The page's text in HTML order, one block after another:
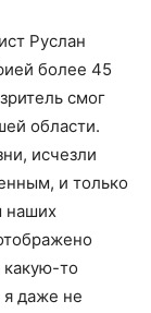
Руслан
более 45
смог
области.
исчезли
и только
наших
какую-то
я даже не